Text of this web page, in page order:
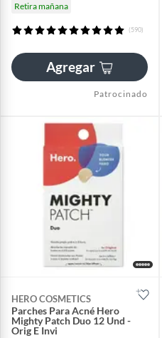
Retira mañana
(590)
Agregar
Patrocinado
HERO COSMETICS
Parches Para Acné Hero
Mighty Patch Duo 12 Und -
Orig E Invi